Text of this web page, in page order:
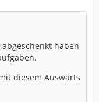
haben
diesem Auswärts